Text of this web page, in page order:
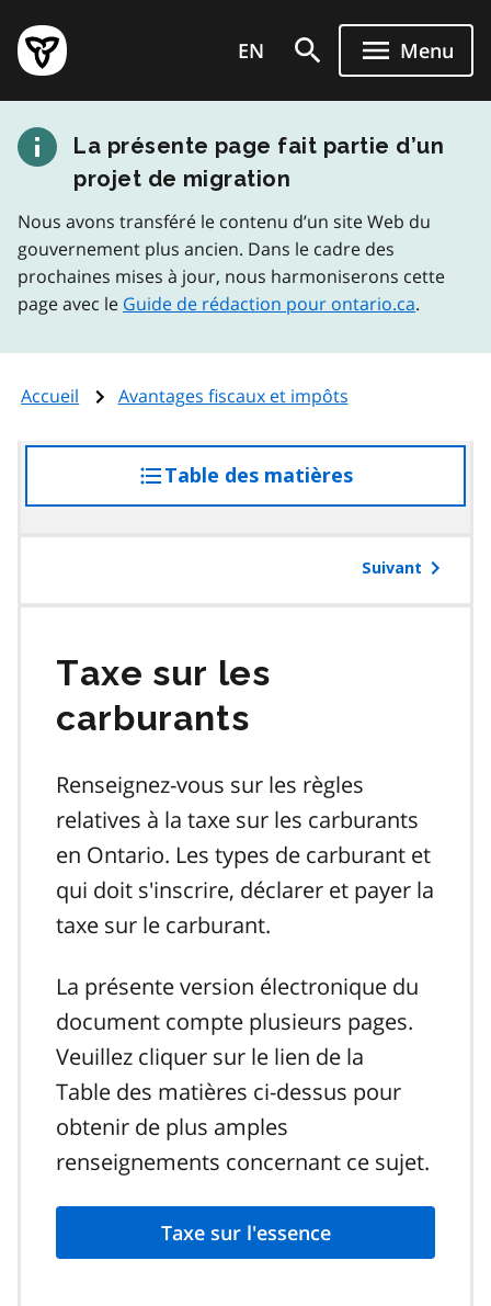
au
contenu
principal
Page
d'accueil
de
l'Ontario
EN Menu
La présente page fait partie d’un
projet de migration
Nous avons transféré le contenu d’un site Web du
gouvernement plus ancien. Dans le cadre des
prochaines mises à jour, nous harmoniserons cette
page avec le Guide de rédaction pour ontario.ca.
Accueil Avantages fiscaux et impôts
Table des matières
à
table
Suivant
Taxe sur les
carburants
Renseignez-vous sur les règles
relatives à la taxe sur les carburants
en Ontario. Les types de carburant et
qui doit s'inscrire, déclarer et payer la
taxe sur le carburant.
La présente version électronique du
document compte plusieurs pages.
Veuillez cliquer sur le lien de la
Table des matières ci-dessus pour
obtenir de plus amples
renseignements concernant ce sujet.
Taxe sur l'essence